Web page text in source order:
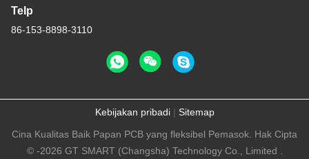
Telp
86-153-8898-3110
Kebijakan pribadi| Sitemap
Cina Kualitas Baik Papan PCB yang fleksibel Pemasok. Hak Cipta
© -2026 GT SMART (Changsha) Technology Co., Limited .